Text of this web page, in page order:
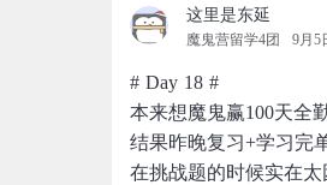
这里是东延
魔鬼营留学4团 9月5
# Day 18 #
本来想魔鬼赢100天全
结果昨晚复习+学习完
在挑战题的时候实在